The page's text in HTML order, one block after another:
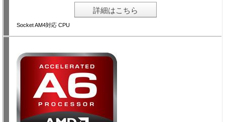
詳細はこちら
Socket AM4対応 CPU